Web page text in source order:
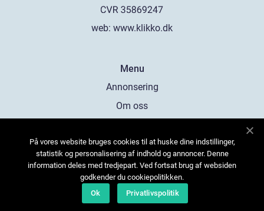
web: www.klikko.dk
Menu
Annonsering
Om oss
Kontakta oss
Sitemap
På vores website bruges cookies til at huske dine indstillinger,
statistik og personalisering af indhold og annoncer. Denne
information deles med tredjepart. Ved fortsat brug af websiden
godkender du cookiepolitikken.
Ok
Privatlivspolitik